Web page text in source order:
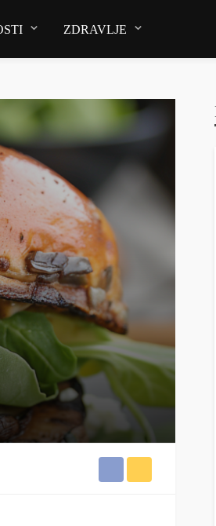
ZDRAVLJE